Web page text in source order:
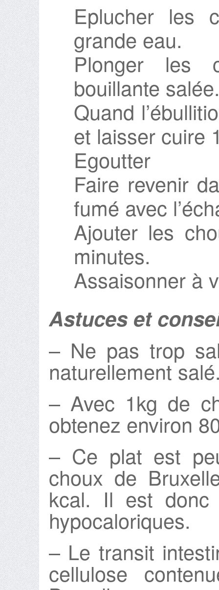
Eplucher les
grande eau.
Plonger les
bouillante
Quand
et laisser cuire
Egoutter
Faire revenir
fumé avec
Ajouter les
minutes.
Assaisonner à
Astuces et
– Ne pas trop
naturellement
– Avec 1kg de
obtenez environ
– Ce plat est
choux de
kcal. Il est donc
hypocaloriques.
– Le transit
cellulose